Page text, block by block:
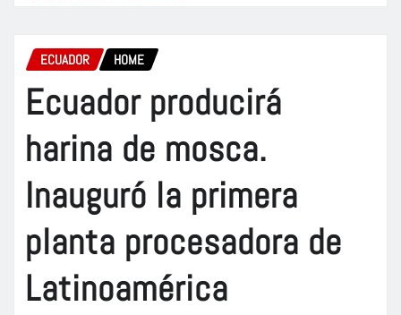
ECUADOR HOME
Ecuador producirá
harina de mosca.
Inauguró la primera
planta procesadora de
Latinoamérica